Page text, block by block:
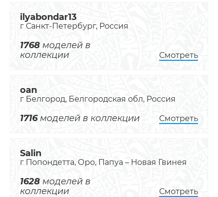
ilyabondar13
г Санкт-Петербург, Россия
1768 моделей в
коллекции
Смотреть
oan
г Белгород, Белгородская обл, Россия
1716моделей в коллекции Смотреть
Salin
г Попондетта, Оро, Папуа – Новая Гвинея
1628 моделей в
коллекции
Смотреть